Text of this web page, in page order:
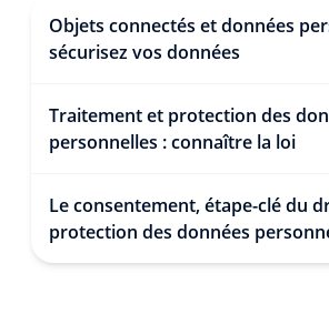
Objets connectés et données
sécurisez vos données
Traitement et protection des
personnelles : connaître la loi
Le consentement, étape-clé du
protection des données